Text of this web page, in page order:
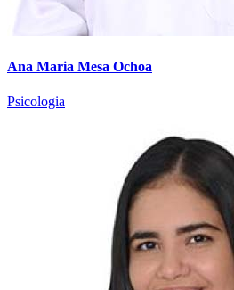
Ana Maria Mesa Ochoa
Psicologia